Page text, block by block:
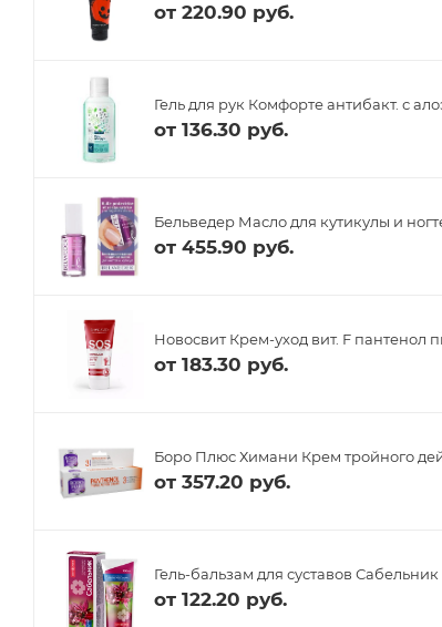
от 220.90 руб.
Гель для рук Комфорте антибакт. с
от 136.30 руб.
Бельведер Масло для кутикулы и
от 455.90 руб.
Новосвит Крем-уход вит. F пантенол
от 183.30 руб.
Боро Плюс Химани Крем тройного
от 357.20 руб.
Гель-бальзам для суставов
от 122.20 руб.